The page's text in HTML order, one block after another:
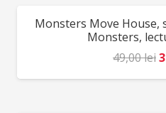
REDUCERI!
Monsters Move House,
Monsters,
49,00lei